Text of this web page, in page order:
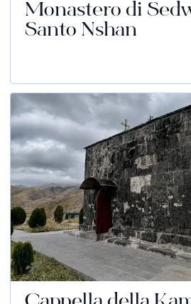
Monastero di
Santo Nshan